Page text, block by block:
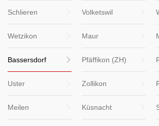
Schlieren Volketswil
Wetzikon Maur
Bassersdorf Pfäffikon (ZH)
Uster Zollikon
Meilen Küsnacht